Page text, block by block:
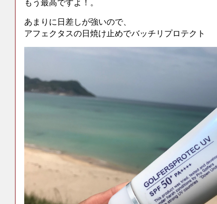
もう最高ですよ！。
あまりに日差しが強いので、
アフェクタスの日焼け止めでバッチリプロテクト